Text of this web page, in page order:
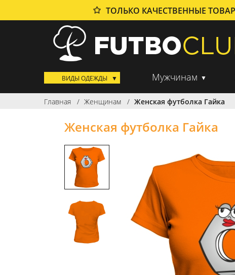
ТОЛЬКО КАЧЕСТВЕННЫЕ
ВИДЫ ОДЕЖДЫ Мужчинам
Главная Женщинам Женская футболка Гайка
Женская футболка Гайка